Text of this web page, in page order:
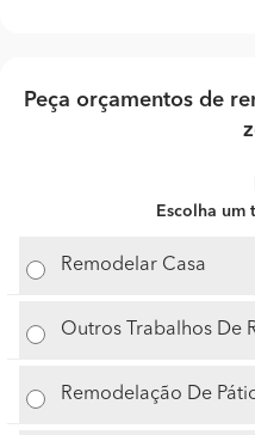
Peça orçamentos de
Escolha
Remodelar Casa
Outros Trabalhos De
Remodelação De